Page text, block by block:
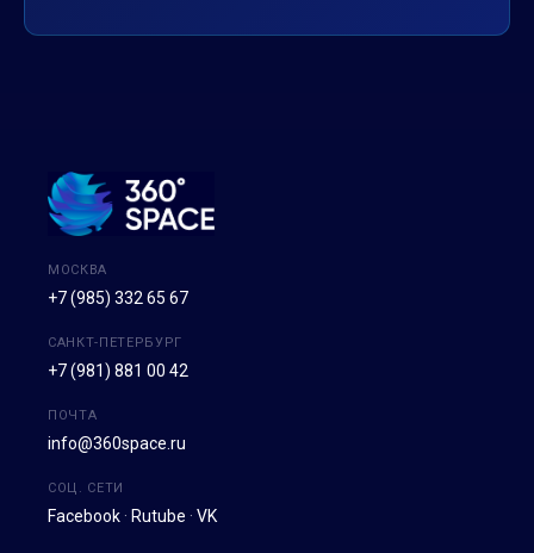
МОСКВА
+7 (985) 332 65 67
САНКТ-ПЕТЕРБУРГ
+7 (981) 881 00 42
ПОЧТА
info@360space.ru
СОЦ. СЕТИ
Facebook · Rutube · VK